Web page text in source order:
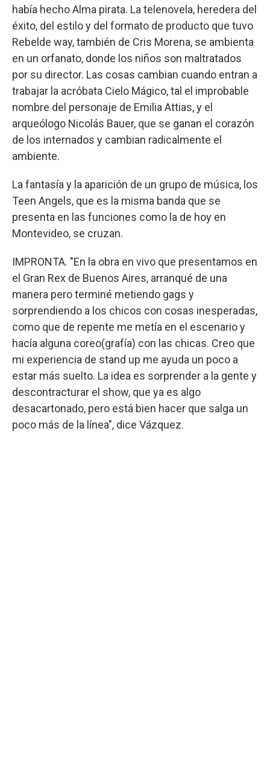
había hecho Alma pirata. La telenovela, heredera del
éxito, del estilo y del formato de producto que tuvo
Rebelde way, también de Cris Morena, se ambienta
en un orfanato, donde los niños son maltratados
por su director. Las cosas cambian cuando entran a
trabajar la acróbata Cielo Mágico, tal el improbable
nombre del personaje de Emilia Attias, y el
arqueólogo Nicolás Bauer, que se ganan el corazón
de los internados y cambian radicalmente el
ambiente.
La fantasía y la aparición de un grupo de música, los
Teen Angels, que es la misma banda que se
presenta en las funciones como la de hoy en
Montevideo, se cruzan.
IMPRONTA. "En la obra en vivo que presentamos en
el Gran Rex de Buenos Aires, arranqué de una
manera pero terminé metiendo gags y
sorprendiendo a los chicos con cosas inesperadas,
como que de repente me metía en el escenario y
hacía alguna coreo(grafía) con las chicas. Creo que
mi experiencia de stand up me ayuda un poco a
estar más suelto. La idea es sorprender a la gente y
descontracturar el show, que ya es algo
desacartonado, pero está bien hacer que salga un
poco más de la línea", dice Vázquez.